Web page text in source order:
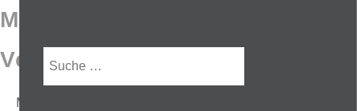
Sprache auswählen
Magazine und
Veranstaltungen
Magazine